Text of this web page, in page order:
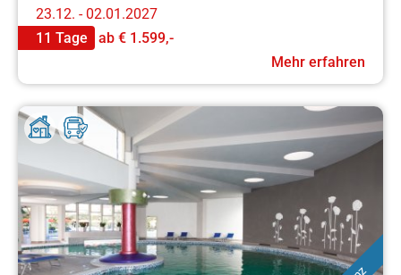
23.12. - 02.01.2027
11 Tage
ab € 1.599,-
Mehr erfahren